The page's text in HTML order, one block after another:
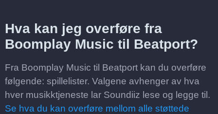
Hva kan jeg overføre fra
Boomplay Music til Beatport?
Fra Boomplay Music til Beatport kan du overføre
følgende: spillelister. Valgene avhenger av hva
hver musikktjeneste lar Soundiiz lese og legge til.
Se hva du kan overføre mellom alle støttede